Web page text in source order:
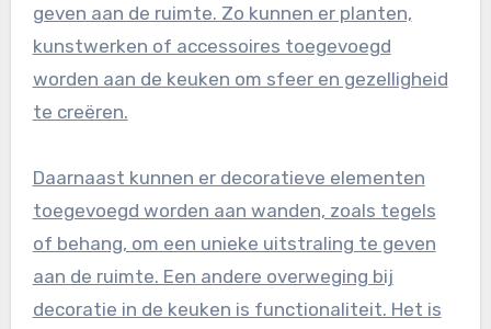
geven aan de ruimte. Zo kunnen er planten,
kunstwerken of accessoires toegevoegd
worden aan de keuken om sfeer en gezelligheid
te creëren.
Daarnaast kunnen er decoratieve elementen
toegevoegd worden aan wanden, zoals tegels
of behang, om een unieke uitstraling te geven
aan de ruimte. Een andere overweging bij
decoratie in de keuken is functionaliteit. Het is